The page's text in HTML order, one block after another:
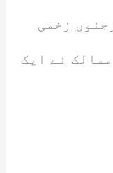
زخمی
نے ایک